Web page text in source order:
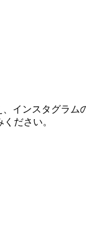
インスタグラム
ださい。